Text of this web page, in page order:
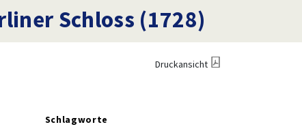
Schloss (1728)
Druckansicht
Schlagworte